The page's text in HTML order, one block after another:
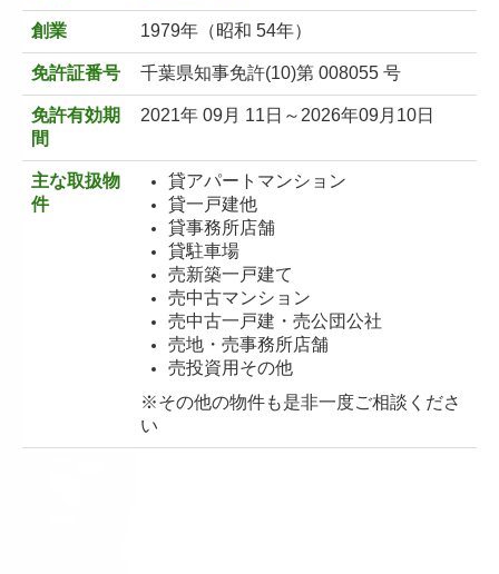
創業 1979年（昭和 54年）
免許証番号 千葉県知事免許(10)第 008055 号
免許有効期
間
2021年 09月 11日～2026年09月10日
主な取扱物
件
貸アパートマンション
貸一戸建他
貸事務所店舗
貸駐車場
売新築一戸建て
売中古マンション
売中古一戸建・売公団公社
売地・売事務所店舗
売投資用その他
※その他の物件も是非一度ご相談くださ
い